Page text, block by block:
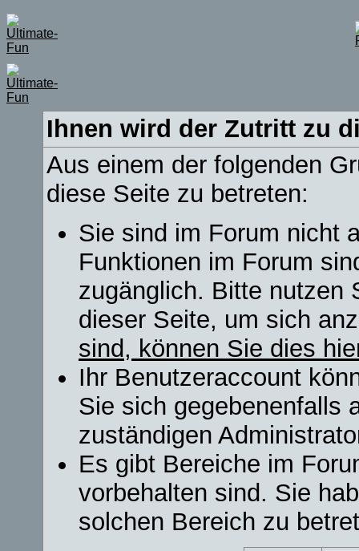
Ihnen wird der Zutritt zu
Aus einem der folgenden
diese Seite zu betreten:
Sie sind im Forum nicht
Funktionen im Forum
zugänglich. Bitte nutzen
dieser Seite, um sich
sind, können Sie dies
Ihr Benutzeraccount
Sie sich gegebenenfalls
zuständigen
Es gibt Bereiche im
vorbehalten sind. Sie
solchen Bereich zu